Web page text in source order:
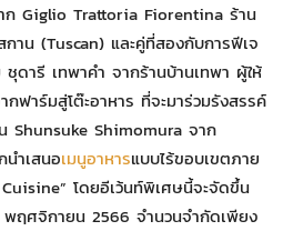
ก Giglio Trattoria Fiorentina ร้าน
าน (Tuscan) และคู่ที่สองกับการฟีเจ
ดารี เทพาคำ จากร้านบ้านเทพา ผู้ให้
ฟาร์มสู่โต๊ะอาหาร ที่จะมาร่วมรังสรรค์
Shunsuke Shimomura จาก
นำเสนอเมนูอาหารแบบไร้ขอบเขตภาย
โดยอีเว้นท์พิเศษนี้จะจัดขึ้น
พฤศจิกายน 2566 จำนวนจำกัดเพียง